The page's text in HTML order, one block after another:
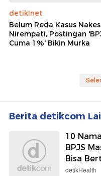
detikInet
Belum Reda Kasus Nakes
Nirempati, Postingan
Cuma 1%' Bikin Murka
Berita detikcom
10
BPJS
Bisa
detikHealth